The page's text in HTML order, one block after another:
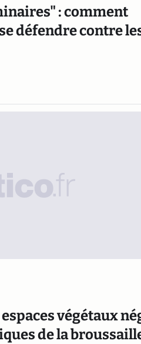
: comment
défendre contre
végétaux
de la